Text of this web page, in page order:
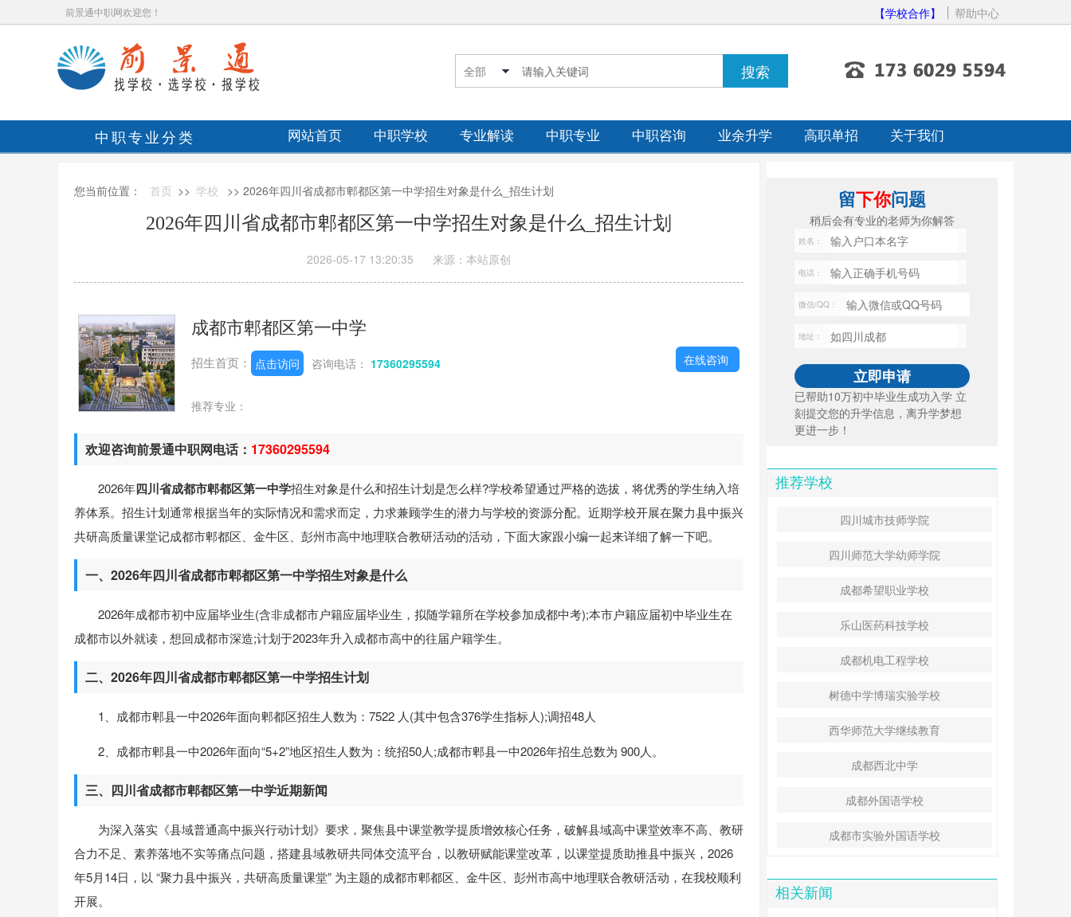
前景通中职网欢迎您！ 【学校合作】 帮助中心
中职专业分类 网站首页 中职学校 专业解读 中职专业 中职咨询 业余升学 高职单招 关于我们
您当前位置： 首页 >> 学校 >> 2026年四川省成都市郫都区第一中学招生对象是什么_招生计划
2026年四川省成都市郫都区第一中学招生对象是什么_招生计划
2026-05-17 13:20:35 来源：本站原创
成都市郫都区第一中学
招生首页： 点击访问 咨询电话： 17360295594
推荐专业：
在线咨询
欢迎咨询前景通中职网电话： 17360295594
2026年四川省成都市郫都区第一中学招生对象是什么和招生计划是怎么样?学校希望通过严格的选拔，将优秀的学生纳入培
养体系。招生计划通常根据当年的实际情况和需求而定，力求兼顾学生的潜力与学校的资源分配。近期学校开展在聚力县中振兴
共研高质量课堂记成都市郫都区、金牛区、彭州市高中地理联合教研活动的活动，下面大家跟小编一起来详细了解一下吧。
一、2026年四川省成都市郫都区第一中学招生对象是什么
2026年成都市初中应届毕业生(含非成都市户籍应届毕业生，拟随学籍所在学校参加成都中考);本市户籍应届初中毕业生在
成都市以外就读，想回成都市深造;计划于2023年升入成都市高中的往届户籍学生。
二、2026年四川省成都市郫都区第一中学招生计划
1、成都市郫县一中2026年面向郫都区招生人数为：7522 人(其中包含376学生指标人);调招48人
2、成都市郫县一中2026年面向“5+2”地区招生人数为：统招50人;成都市郫县一中2026年招生总数为 900人。
三、四川省成都市郫都区第一中学近期新闻
为深入落实《县域普通高中振兴行动计划》要求，聚焦县中课堂教学提质增效核心任务，破解县域高中课堂效率不高、教研
合力不足、素养落地不实等痛点问题，搭建县域教研共同体交流平台，以教研赋能课堂改革，以课堂提质助推县中振兴，2026
年5月14日，以 “聚力县中振兴，共研高质量课堂” 为主题的成都市郫都区、金牛区、彭州市高中地理联合教研活动，在我校顺利
开展。
留下你问题
稍后会有专业的老师为你解答
姓名：
电话：
微信/QQ：
地址：
已帮助10万初中毕业生成功入学 立
刻提交您的升学信息，离升学梦想
更进一步！
推荐学校
四川城市技师学院
四川师范大学幼师学院
成都希望职业学校
乐山医药科技学校
成都机电工程学校
树德中学博瑞实验学校
西华师范大学继续教育
成都西北中学
成都外国语学校
成都市实验外国语学校
相关新闻